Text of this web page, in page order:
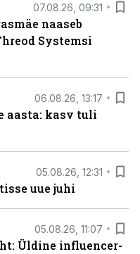
07.08.26, 09:31
naaseb
Systemsi
06.08.26, 13:17
aasta: kasv tuli
05.08.26, 12:31
uue juhi
05.08.26, 11:07
Üldine influencer-